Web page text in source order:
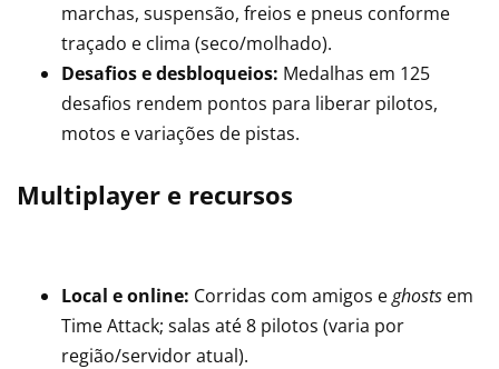
marchas, suspensão, freios e pneus conforme
traçado e clima (seco/molhado).
Desafios e desbloqueios: Medalhas em 125
desafios rendem pontos para liberar pilotos,
motos e variações de pistas.
Multiplayer e recursos
Local e online: Corridas com amigos eghosts em
Time Attack; salas até 8 pilotos (varia por
região/servidor atual).